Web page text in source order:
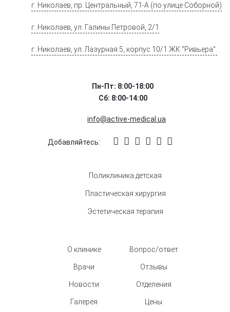
г. Николаев, пр. Центральный, 71-А (по улице Соборной)
г. Николаев, ул. Галины Петровой, 2/1
г. Николаев, ул. Лазурная 5, корпус 10/1 ЖК "Ривьера".
Пн-Пт: 8:00-18:00
Сб: 8:00-14:00
info@active-medical.ua
Добавляйтесь:
Поликлиника детская
Пластическая хирургия
Эстетическая терапия
О клинике
Врачи
Новости
Галерея
Вопрос/ответ
Отзывы
Отделения
Цены